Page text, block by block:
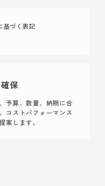
基づく表記
保
予算、数量、納期に合
コストパフォーマンス
案します。